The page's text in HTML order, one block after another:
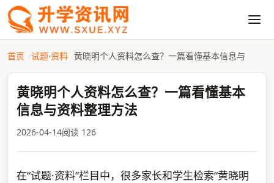
首页 试题·资料 黄晓明个人资料怎么查？一篇看懂基本信息与
黄晓明个人资料怎么查？一篇看懂基本
信息与资料整理方法
2026-04-14阅读 126
在“试题·资料”栏目中，很多家长和学生检索“黄晓明